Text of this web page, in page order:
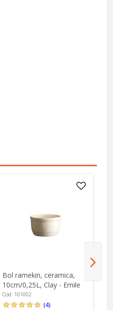
Bol ramekin, ceramica,
10cm/0,25L, Clay - Emile
Henry
Cod: 101002
(4)